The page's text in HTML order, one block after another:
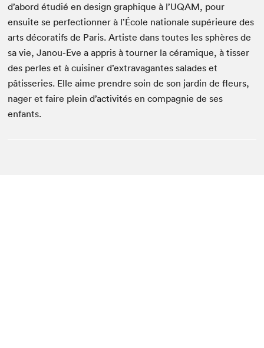
d’abord étudié en design graphique à l’UQAM, pour
ensuite se perfectionner à l’École nationale supérieure des
arts décoratifs de Paris. Artiste dans toutes les sphères de
sa vie, Janou-Eve a appris à tourner la céramique, à tisser
des perles et à cuisiner d’extravagantes salades et
pâtisseries. Elle aime prendre soin de son jardin de fleurs,
nager et faire plein d’activités en compagnie de ses
enfants.